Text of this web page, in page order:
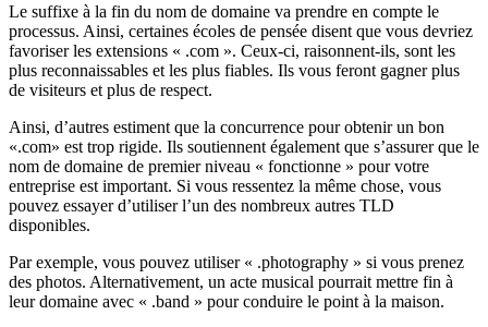
Le suffixe à la fin du nom de domaine va prendre en compte le
processus. Ainsi, certaines écoles de pensée disent que vous devriez
favoriser les extensions « .com ». Ceux-ci, raisonnent-ils, sont les
plus reconnaissables et les plus fiables. Ils vous feront gagner plus
de visiteurs et plus de respect.
Ainsi, d’autres estiment que la concurrence pour obtenir un bon
«.com» est trop rigide. Ils soutiennent également que s’assurer que le
nom de domaine de premier niveau « fonctionne » pour votre
entreprise est important. Si vous ressentez la même chose, vous
pouvez essayer d’utiliser l’un des nombreux autres TLD
disponibles.
Par exemple, vous pouvez utiliser « .photography » si vous prenez
des photos. Alternativement, un acte musical pourrait mettre fin à
leur domaine avec « .band » pour conduire le point à la maison.